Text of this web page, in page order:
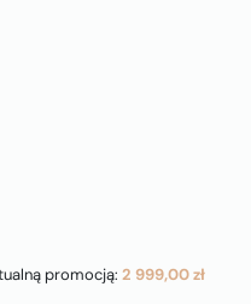
promocją: 2 999,00 zł